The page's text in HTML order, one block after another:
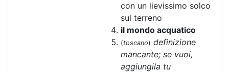
con un lievissimo solco
sul terreno
il mondo acquatico
(toscano) definizione
mancante; se vuoi,
aggiungila tu